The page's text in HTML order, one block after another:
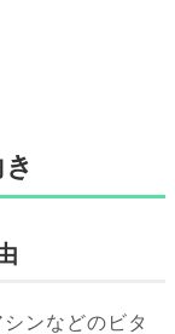
ンなどのビタ